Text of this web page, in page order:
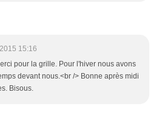
15:16
pour la grille. Pour l'hiver nous avons
devant nous.<br /> Bonne après midi
Bisous.